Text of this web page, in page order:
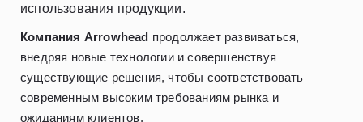
использования продукции.
Компания Arrowhead продолжает развиваться,
внедряя новые технологии и совершенствуя
существующие решения, чтобы соответствовать
современным высоким требованиям рынка и
ожиданиям клиентов.